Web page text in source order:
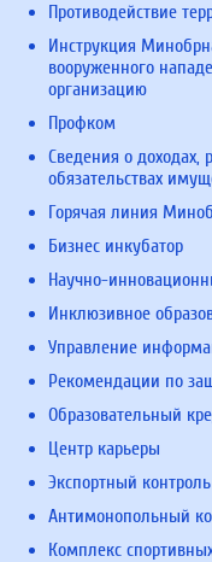
Противодействие
Инструкция
вооруженного
организацию
Профком
Сведения о доходах,
обязательствах
Горячая линия
Бизнес инкубатор
Научно-
Инклюзивное
Управление
Рекомендации по
Образовательный
Центр карьеры
Экспортный контроль
Антимонопольный
Комплекс